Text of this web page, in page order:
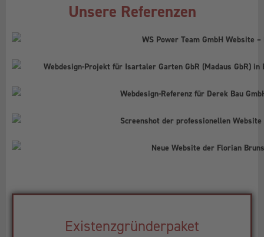
Unsere Referenzen
Existenzgründerpaket